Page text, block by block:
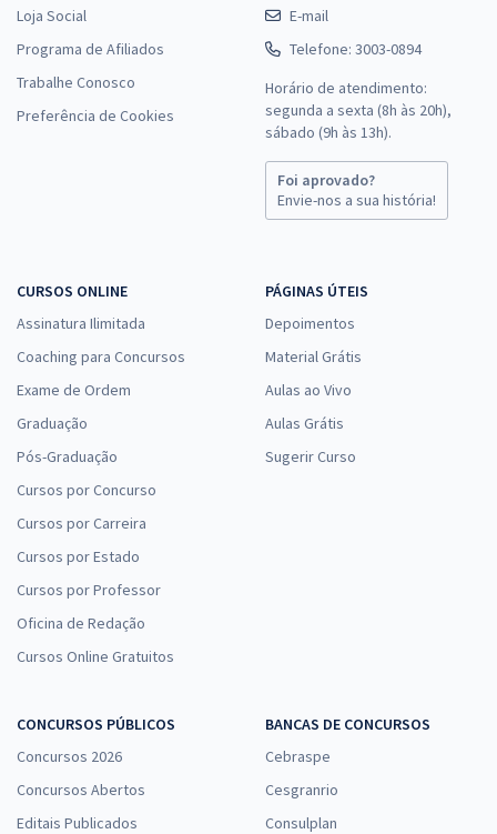
Loja Social
Programa de Afiliados
Trabalhe Conosco
Preferência de Cookies
E-mail
Telefone: 3003-0894
Horário de atendimento:
segunda a sexta (8h às 20h),
sábado (9h às 13h).
Foi aprovado?
Envie-nos a sua história!
CURSOS ONLINE
Assinatura Ilimitada
Coaching para Concursos
Exame de Ordem
Graduação
Pós-Graduação
Cursos por Concurso
Cursos por Carreira
Cursos por Estado
Cursos por Professor
Oficina de Redação
Cursos Online Gratuitos
PÁGINAS ÚTEIS
Depoimentos
Material Grátis
Aulas ao Vivo
Aulas Grátis
Sugerir Curso
CONCURSOS PÚBLICOS
Concursos 2026
Concursos Abertos
Editais Publicados
BANCAS DE CONCURSOS
Cebraspe
Cesgranrio
Consulplan